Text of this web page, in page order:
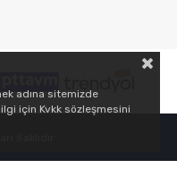
adına sitemizde
için Kvkk sözleşmesini